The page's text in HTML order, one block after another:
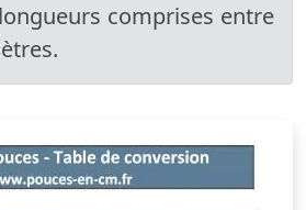
comprises entre